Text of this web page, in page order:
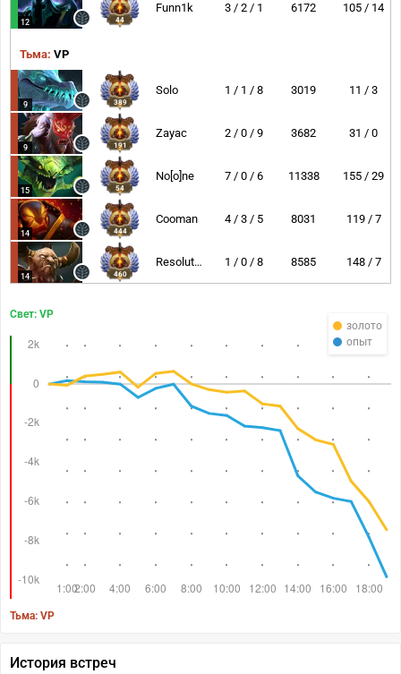
12 44
Funn1k 3 / 2 / 1 6172 105 / 14
Тьма: VP
9 389
Solo 1 / 1 / 8 3019 11 / 3
9 191
Zayac 2 / 0 / 9 3682 31 / 0
15 54
No[o]ne 7 / 0 / 6 11338 155 / 29
14 444
Cooman 4 / 3 / 5 8031 119 / 7
14 460
Resolut1on 1 / 0 / 8 8585 148 / 7
золото
опыт
Свет: VP
Тьма: VP
История встреч